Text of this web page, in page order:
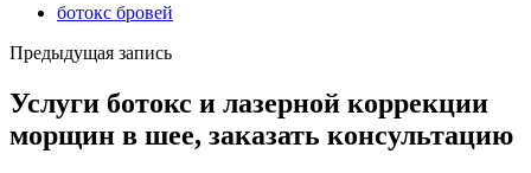
ботокс бровей
Предыдущая запись
Услуги ботокс и лазерной коррекции
морщин в шее, заказать консультацию